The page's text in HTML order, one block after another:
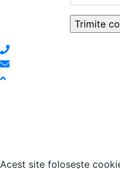
Acest site folosește